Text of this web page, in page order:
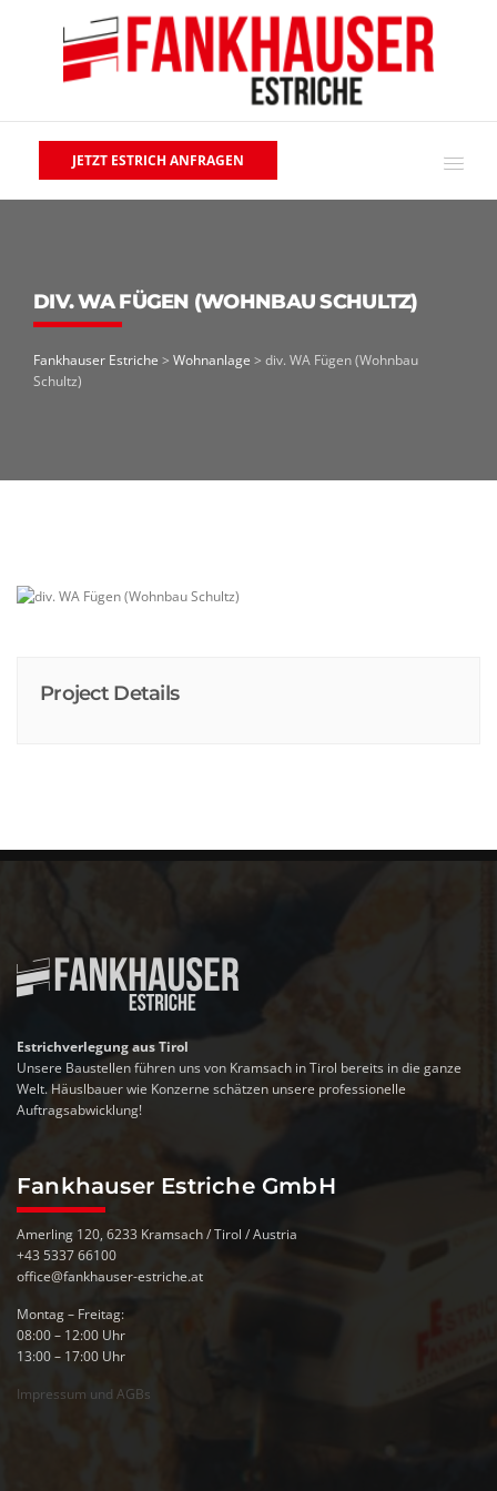
JETZT ESTRICH ANFRAGEN
DIV. WA FÜGEN (WOHNBAU SCHULTZ)
Fankhauser Estriche > Wohnanlage > div. WA Fügen (Wohnbau
Schultz)
Project Details
Estrichverlegung aus Tirol
Unsere Baustellen führen uns von Kramsach in Tirol bereits in die ganze
Welt. Häuslbauer wie Konzerne schätzen unsere professionelle
Auftragsabwicklung!
Fankhauser Estriche GmbH
Amerling 120, 6233 Kramsach / Tirol / Austria
+43 5337 66100
office@fankhauser-estriche.at
Montag – Freitag:
08:00 – 12:00 Uhr
13:00 – 17:00 Uhr
Impressum und AGBs